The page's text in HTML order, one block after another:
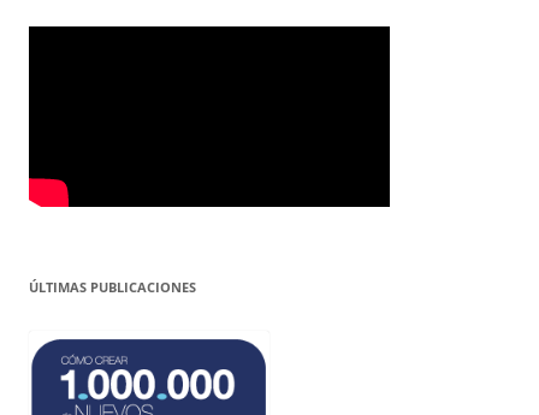
ÚLTIMAS PUBLICACIONES